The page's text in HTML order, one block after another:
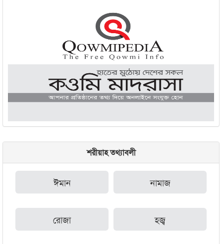
জামেয়া কুরআনিয়া লালবাগ ঢাকা
শরীয়াহ তথ্যাবলী
ঈমান নামাজ
রোজা হজ্ব